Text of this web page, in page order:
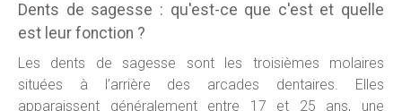
Dents de sagesse : qu'est-ce que c'est et quelle
est leur fonction ?
Les dents de sagesse sont les troisièmes molaires
situées à l’arrière des arcades dentaires. Elles
apparaissent généralement entre 17 et 25 ans, une